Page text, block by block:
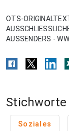
OTS-
AUSSENDERS -
Stichworte
Soziales